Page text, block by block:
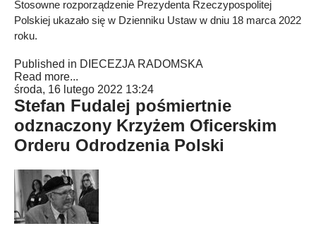
Stosowne rozporządzenie Prezydenta Rzeczypospolitej
Polskiej ukazało się w Dzienniku Ustaw w dniu 18 marca 2022
roku.
Published in DIECEZJA RADOMSKA
Read more...
środa, 16 lutego 2022 13:24
Stefan Fudalej pośmiertnie
odznaczony Krzyżem Oficerskim
Orderu Odrodzenia Polski